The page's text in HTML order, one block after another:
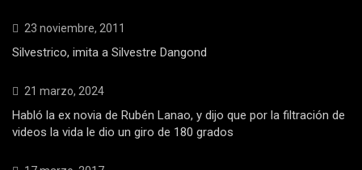
23 noviembre, 2011
Silvestrico, imita a Silvestre Dangond
21 marzo, 2024
Habló la ex novia de Rubén Lanao, y dijo que por la filtración de
videos la vida le dio un giro de 180 grados